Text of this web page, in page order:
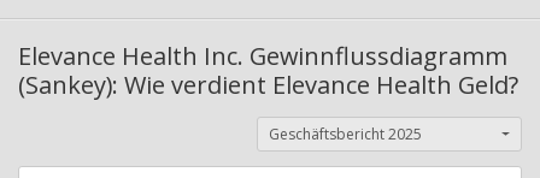
Elevance Health Inc. Gewinnflussdiagramm
(Sankey): Wie verdient Elevance Health Geld?
Geschäftsbericht 2025